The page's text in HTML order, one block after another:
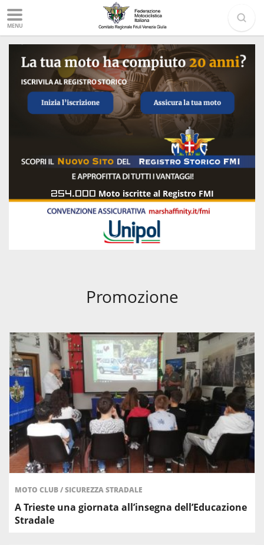
MENU
254.000 Moto iscritte al Registro FMI
Promozione
MOTO CLUB/SICUREZZA STRADALE
A Trieste una giornata all’insegna dell’Educazione
Stradale